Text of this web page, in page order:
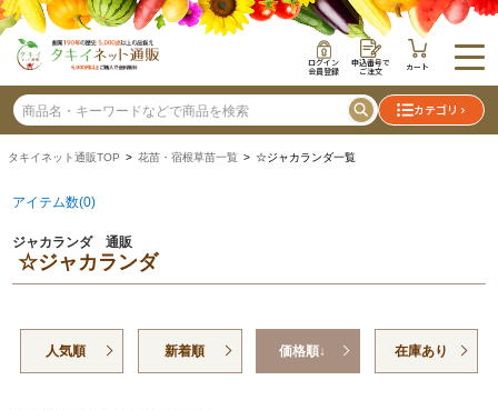
ログイン
会員登録
申込番号で
ご注文 カート
カテゴリ
タキイネット通販TOP > 花苗・宿根草苗一覧 > ☆ジャカランダ一覧
アイテム数(0)
ジャカランダ 通販
☆ジャカランダ
人気順 新着順 価格順↓ 在庫あり